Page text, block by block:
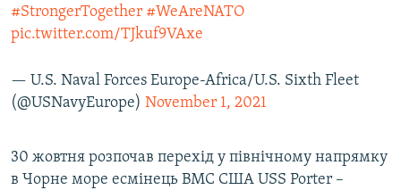
#StrongerTogether #WeAreNATO
pic.twitter.com/TJkuf9VAxe
— U.S. Naval Forces Europe-Africa/U.S. Sixth Fleet
(@USNavyEurope) November 1, 2021
30 жовтня розпочав перехід у північному напрямку
в Чорне море есмінець ВМС США USS Porter –